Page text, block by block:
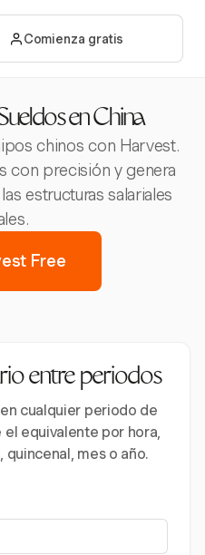
Comienza gratis
en China
chinos con Harvest.
con precisión y genera
estructuras salariales
Free
entre periodos
cualquier periodo de
equivalente por hora,
quincenal, mes o año.